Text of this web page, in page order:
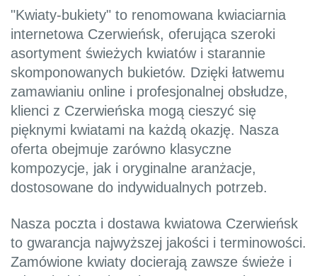
"Kwiaty-bukiety" to renomowana kwiaciarnia
internetowa Czerwieńsk, oferująca szeroki
asortyment świeżych kwiatów i starannie
skomponowanych bukietów. Dzięki łatwemu
zamawianiu online i profesjonalnej obsłudze,
klienci z Czerwieńska mogą cieszyć się
pięknymi kwiatami na każdą okazję. Nasza
oferta obejmuje zarówno klasyczne
kompozycje, jak i oryginalne aranżacje,
dostosowane do indywidualnych potrzeb.
Nasza poczta i dostawa kwiatowa Czerwieńsk
to gwarancja najwyższej jakości i terminowości.
Zamówione kwiaty docierają zawsze świeże i